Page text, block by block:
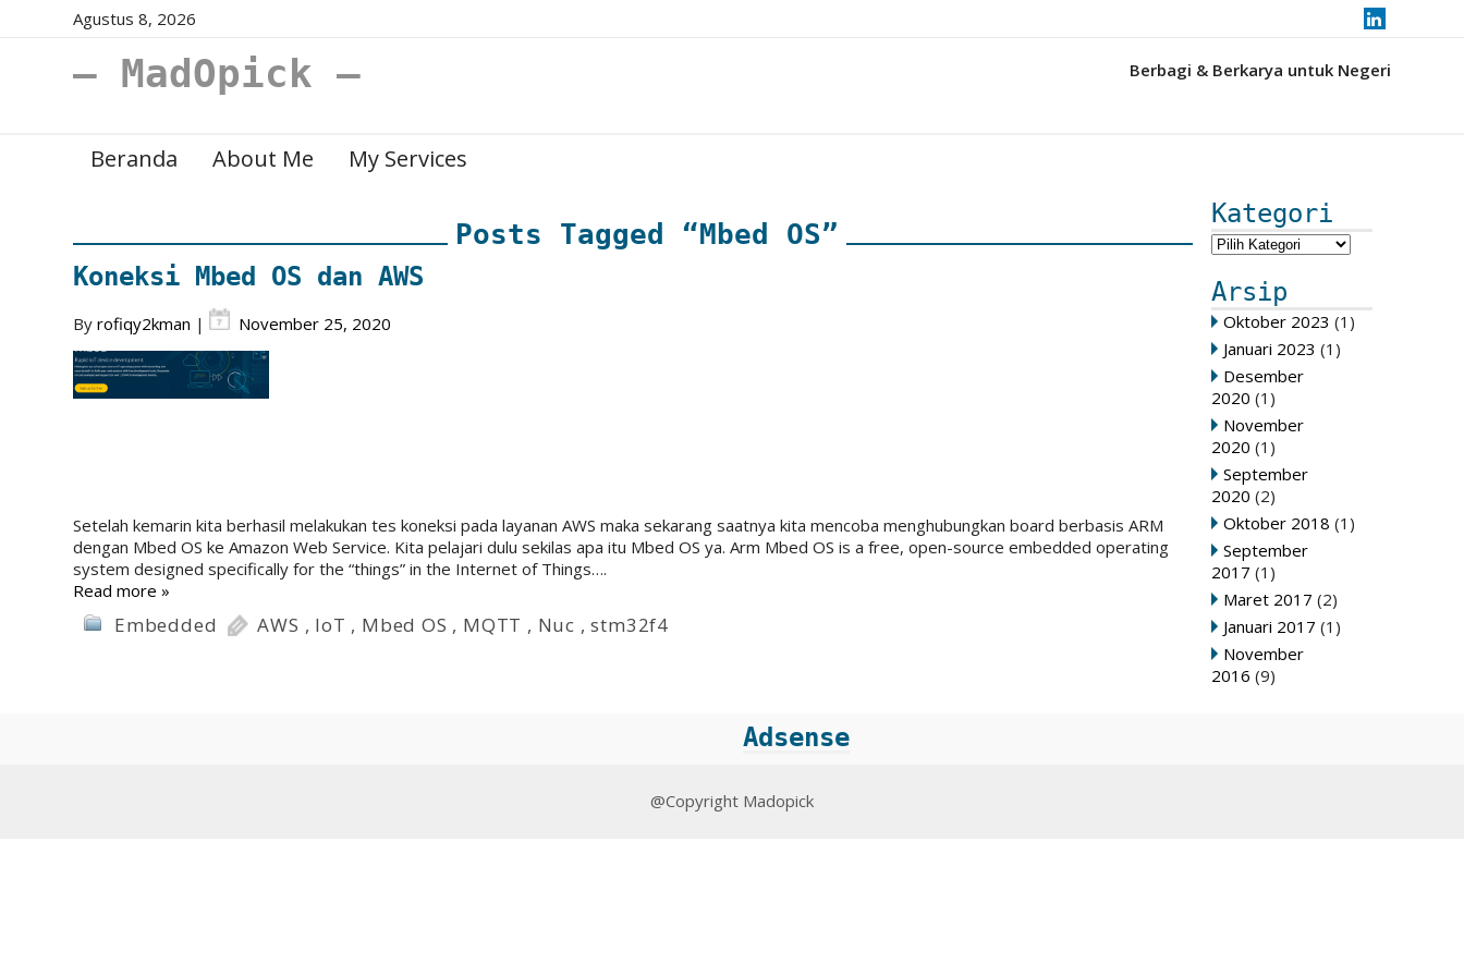
Agustus 8, 2026
– MadOpick – Berbagi & Berkarya untuk Negeri
Beranda About Me My Services
Kategori
Arsip
Oktober 2023 (1)
Januari 2023 (1)
Desember
2020 (1)
November
2020 (1)
September
2020 (2)
Oktober 2018 (1)
September
2017 (1)
Maret 2017 (2)
Januari 2017 (1)
November
2016 (9)
Posts Tagged “Mbed OS”
Koneksi Mbed OS dan AWS
Byrofiqy2kman | November 25, 2020
Setelah kemarin kita berhasil melakukan tes koneksi pada layanan AWS maka sekarang saatnya kita mencoba menghubungkan board berbasis ARM
dengan Mbed OS ke Amazon Web Service. Kita pelajari dulu sekilas apa itu Mbed OS ya. Arm Mbed OS is a free, open-source embedded operating
system designed specifically for the “things” in the Internet of Things….
Read more »
Embedded AWS , IoT , Mbed OS , MQTT , Nuc ,stm32f4
Adsense
@Copyright Madopick